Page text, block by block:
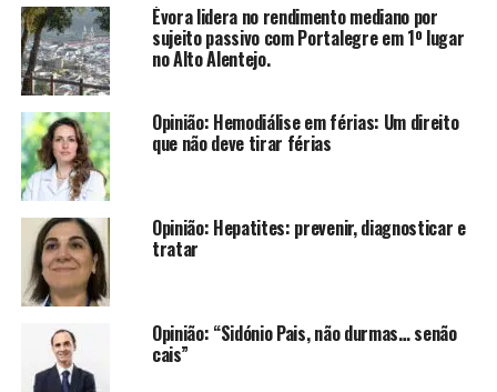
Évora lidera no rendimento mediano por
sujeito passivo com Portalegre em 1º lugar
no Alto Alentejo.
Opinião: Hemodiálise em férias: Um direito
que não deve tirar férias
Opinião: Hepatites: prevenir, diagnosticar e
tratar
Opinião: “Sidónio Pais, não durmas… senão
cais”